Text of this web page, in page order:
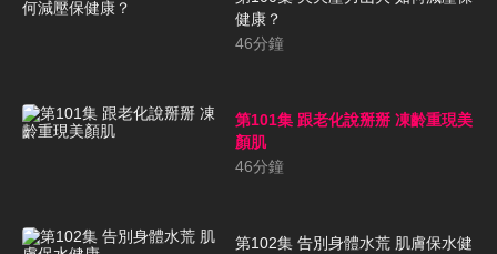
健康？
46分鐘
第101集 跟老化說掰掰 凍齡重現美
顏肌
46分鐘
第102集 告別身體水荒 肌膚保水健